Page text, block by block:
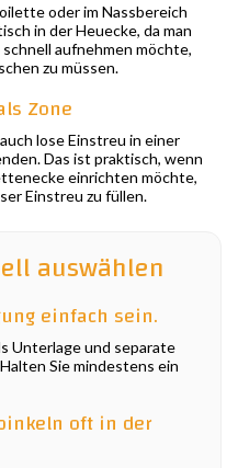
oder im Nassbereich
in der Heuecke, da man
aufnehmen möchte,
zu müssen.
Zone
lose Einstreu in einer
Das ist praktisch, wenn
einrichten möchte,
Einstreu zu füllen.
auswählen
einfach sein.
Unterlage und separate
Sie mindestens ein
oft in der